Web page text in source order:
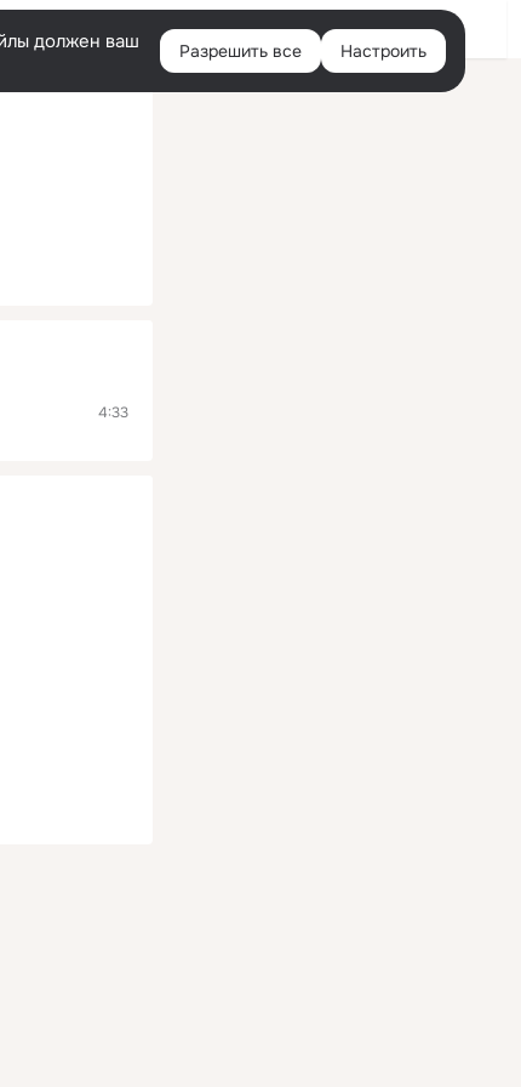
Войти
должен ваш
Разрешить все Настроить
4:33